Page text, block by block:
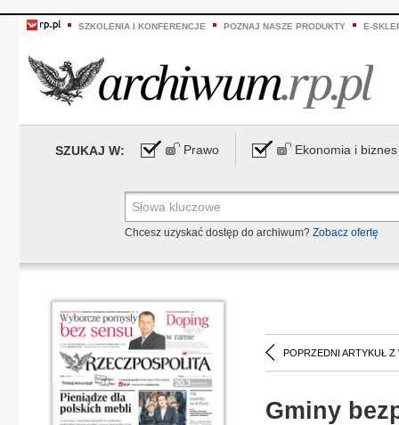
SZKOLENIA I KONFERENCJE POZNAJ NASZE PRODUKTY E-
SZUKAJ W: Prawo Ekonomia i biznes
Chcesz uzyskać dostęp do archiwum? Zobacz ofertę
POPRZEDNI ARTYKUŁ Z
Gminy